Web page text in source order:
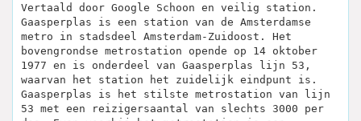
Vertaald door Google Schoon en veilig station.
Gaasperplas is een station van de Amsterdamse
metro in stadsdeel Amsterdam-Zuidoost. Het
bovengrondse metrostation opende op 14 oktober
1977 en is onderdeel van Gaasperplas lijn 53,
waarvan het station het zuidelijk eindpunt is.
Gaasperplas is het stilste metrostation van lijn
53 met een reizigersaantal van slechts 3000 per